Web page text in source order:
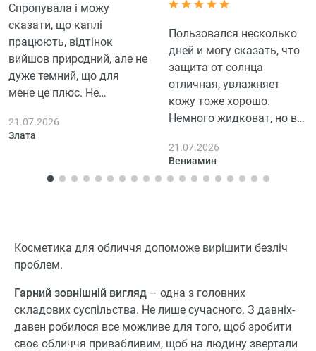
Спропувала і можу
сказати, що каплі
працюють, відтінок
вийшов природний, але не
дуже темний, що для
мене це плюс. Не
можна регулювати
інтенсивність кольору.
але треба обережно, щоб
21.07.2026
Злата
Пользовался несколько
дней и могу сказать, что
защита от солнца
отличная, увлажняет
кожу тоже хорошо.
Немного жидковат, но в
наносить на кожу,
впитывается быстро и не
оставляет ощущение
21.07.2026
Вениамин
Косметика для обличчя допоможе вирішити безліч
проблем.
Гарний зовнішній вигляд – одна з головних
складових суспільства. Не лише сучасного. З давніх-
давен робилося все можливе для того, щоб зробити
своє обличчя привабливим, щоб на людину звертали